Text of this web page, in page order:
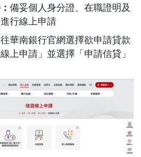
備妥個人身分證、在職證明及
行線上申請
華南銀行官網選擇欲申請貸款
上申請」並選擇「申請信貸」